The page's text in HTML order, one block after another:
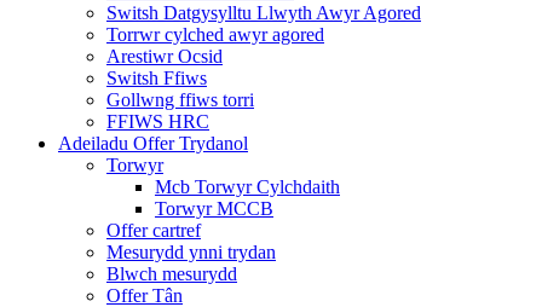
Switsh Datgysylltu Llwyth Awyr Agored
Torrwr cylched awyr agored
Arestiwr Ocsid
Switsh Ffiws
Gollwng ffiws torri
FFIWS HRC
Adeiladu Offer Trydanol
Torwyr
Mcb Torwyr Cylchdaith
Torwyr MCCB
Offer cartref
Mesurydd ynni trydan
Blwch mesurydd
Offer Tân